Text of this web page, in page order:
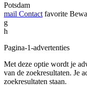
Potsdam
mail Contact favorite
g
h
Pagina-1-advertenties
Met deze optie wordt je
van de zoekresultaten. Je
zoekresultaten staan.